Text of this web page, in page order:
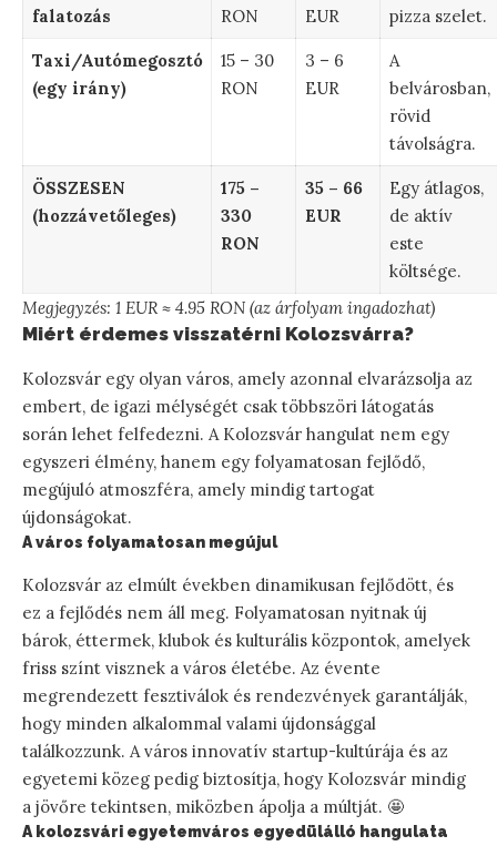
falatozás
RON
EUR
pizza szelet.
Taxi/Autómegosztó
(egy irány)
15 – 30
RON
3 – 6
EUR
A
belvárosban,
rövid
távolságra.
ÖSSZESEN
(hozzávetőleges)
175 –
330
RON
35 – 66
EUR
Egy átlagos,
de aktív
este
költsége.
Megjegyzés: 1 EUR ≈ 4.95 RON (az árfolyam ingadozhat)
Miért érdemes visszatérni Kolozsvárra?
Kolozsvár egy olyan város, amely azonnal elvarázsolja az
embert, de igazi mélységét csak többszöri látogatás
során lehet felfedezni. A Kolozsvár hangulat nem egy
egyszeri élmény, hanem egy folyamatosan fejlődő,
megújuló atmoszféra, amely mindig tartogat
újdonságokat.
A város folyamatosan megújul
Kolozsvár az elmúlt években dinamikusan fejlődött, és
ez a fejlődés nem áll meg. Folyamatosan nyitnak új
bárok, éttermek, klubok és kulturális központok, amelyek
friss színt visznek a város életébe. Az évente
megrendezett fesztiválok és rendezvények garantálják,
hogy minden alkalommal valami újdonsággal
találkozzunk. A város innovatív startup-kultúrája és az
egyetemi közeg pedig biztosítja, hogy Kolozsvár mindig
a jövőre tekintsen, miközben ápolja a múltját. 🤩
A kolozsvári egyetemváros egyedülálló hangulata